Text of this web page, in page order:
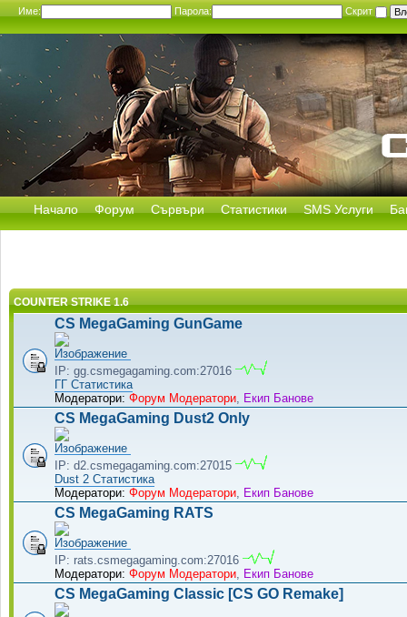
Име: Парола: Скрит
Начало Форум Сървъри Статистики SMS Услуги
COUNTER STRIKE 1.6
CS MegaGaming GunGame
IP: gg.csmegagaming.com:27016
ГГ Статистика
Модератори: Форум Модератори Екип Банове
CS MegaGaming Dust2 Only
IP: d2.csmegagaming.com:27015
Dust 2 Статистика
Модератори: Форум Модератори Екип Банове
CS MegaGaming RATS
IP: rats.csmegagaming.com:27016
Модератори: Форум Модератори Екип Банове
CS MegaGaming Classic [CS GO Remake]